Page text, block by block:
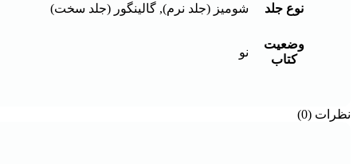
نوع جلد شومیز (جلد نرم), گالینگور (جلد سخت)
وضعیت
کتاب
نو
نظرات (0)